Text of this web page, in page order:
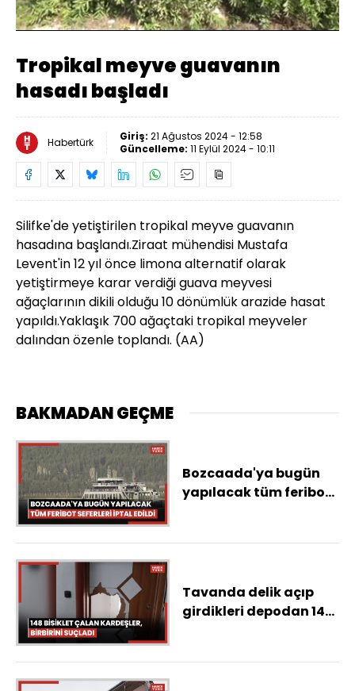
Sesi
Aç
Oynatma
Hızı
Tropikal meyve guavanın
hasadı başladı
Habertürk Giriş: 21 Ağustos 2024 - 12:58
Güncelleme: 11 Eylül 2024 - 10:11
Silifke'de yetiştirilen tropikal meyve guavanın
hasadına başlandı.Ziraat mühendisi Mustafa
Levent'in 12 yıl önce limona alternatif olarak
yetiştirmeye karar verdiği guava meyvesi
ağaçlarının dikili olduğu 10 dönümlük arazide hasat
yapıldı.Yaklaşık 700 ağaçtaki tropikal meyveler
dalından özenle toplandı. (AA)
BAKMADAN GEÇME
Bozcaada'ya bugün
yapılacak tüm feribot
Tavanda delik açıp
girdikleri depodan 148
suçladı